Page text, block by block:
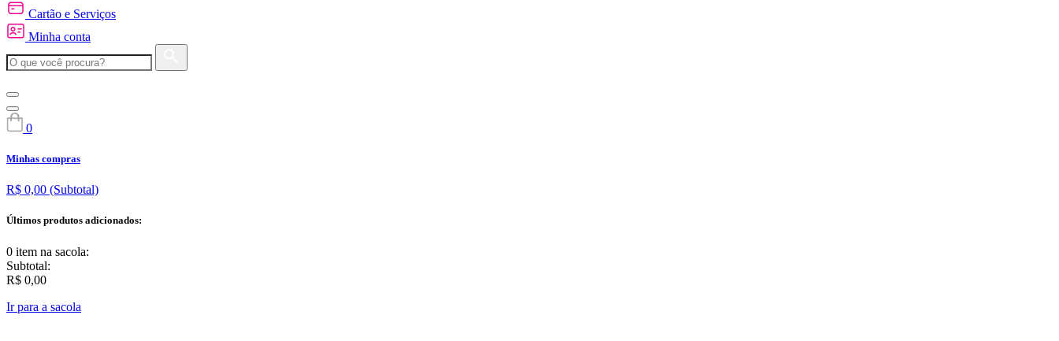
Cartão e Serviços
Minha conta
0
Minhas compras
R$ 0,00 (Subtotal)
Últimos produtos adicionados:
0 item na sacola:
Subtotal:
R$ 0,00
Ir para a sacola